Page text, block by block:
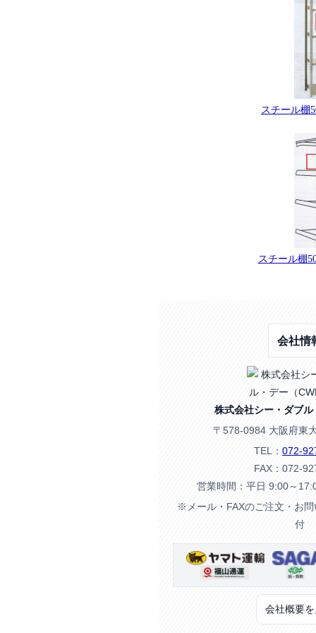
スチール棚
スチール棚
会社情
株式会社シー・ダブ
〒578-0984 大阪府東
TEL： 072-
FAX：072-
営業時間：平日 9:00～
※メール・FAXのご注文・お
付
会社概要